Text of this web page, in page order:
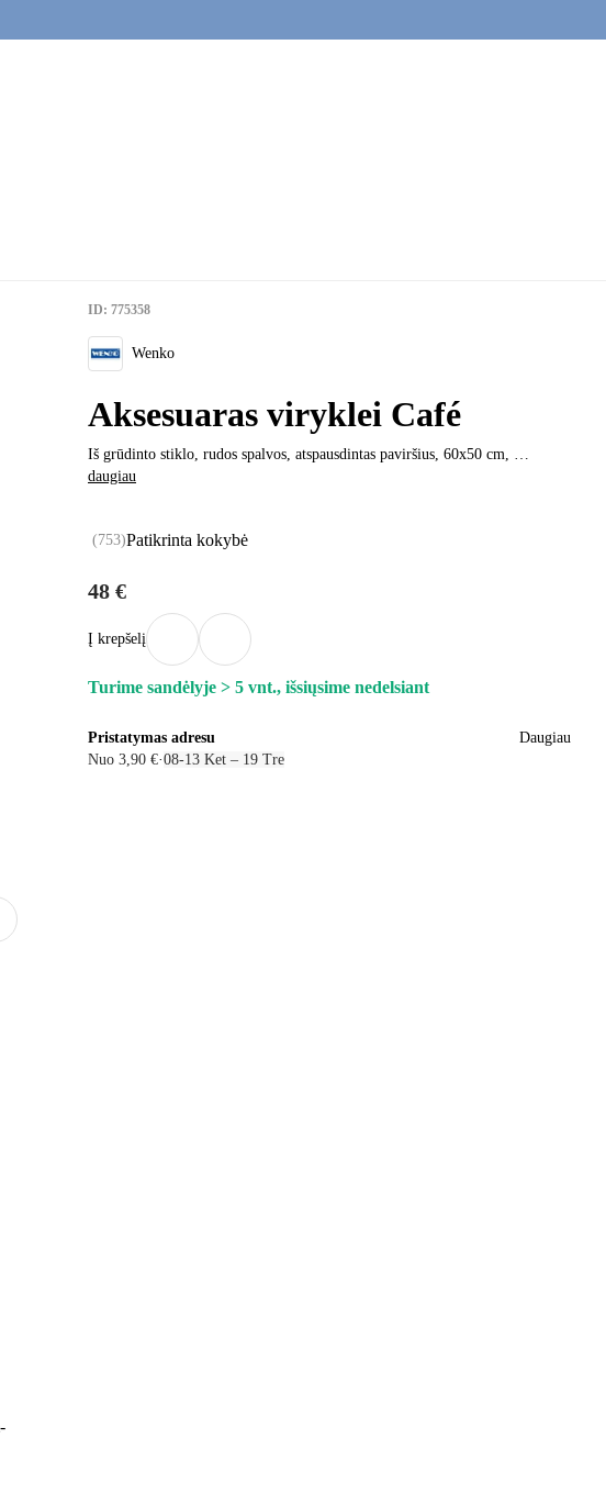
ID: 775358
Wenko
Aksesuaras viryklei Café
Iš grūdinto stiklo, rudos spalvos, atspausdintas paviršius, 60x50 cm, …
daugiau
(753)Patikrinta kokybė
48 €
Į krepšelį
Turime sandėlyje > 5 vnt., išsiųsime nedelsiant
Pristatymas adresu
Nuo 3,90 €·08‑13 Ket – 19 Tre
Daugiau